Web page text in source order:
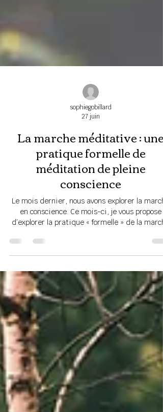
sophiegobillard
27 juin
La marche méditative : une
pratique formelle de
méditation de pleine
conscience
Le mois dernier, nous avons explorer la
en conscience. Ce mois-ci, je vous propose
se pratique sous différentes formes.